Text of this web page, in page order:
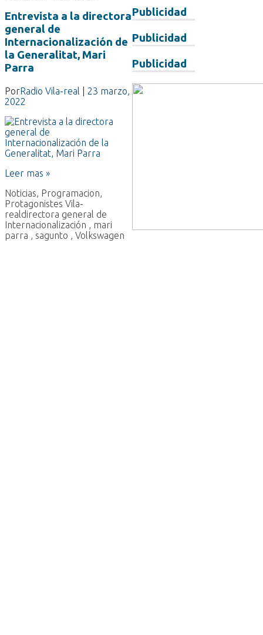
Publicidad
Publicidad
Publicidad
Entrevista a la directora
general de
Internacionalización de
la Generalitat, Mari
Parra
PorRadio Vila-real
23 marzo,
2022
Leer mas »
Noticias, Programacion,
Protagonistes Vila-
realdirectora general de
Internacionalización , mari
parra , sagunto , Volkswagen